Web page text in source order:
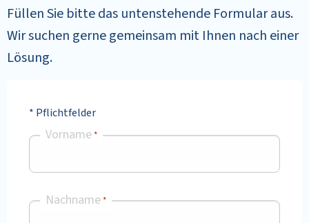
Füllen Sie bitte das untenstehende Formular aus.
Wir suchen gerne gemeinsam mit Ihnen nach einer
Lösung.
* Pflichtfelder
Vorname*
Nachname*